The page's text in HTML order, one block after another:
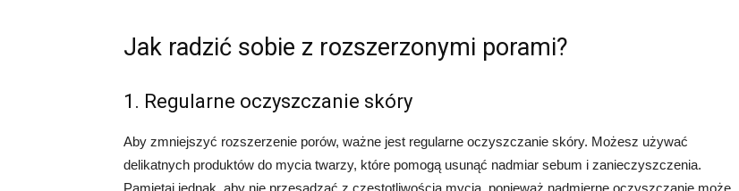
Jak radzić sobie z rozszerzonymi porami?
1. Regularne oczyszczanie skóry
Aby zmniejszyć rozszerzenie porów, ważne jest regularne oczyszczanie skóry. Możesz używać
delikatnych produktów do mycia twarzy, które pomogą usunąć nadmiar sebum i zanieczyszczenia.
Pamiętaj jednak, aby nie przesadzać z częstotliwością mycia, ponieważ nadmierne oczyszczanie może